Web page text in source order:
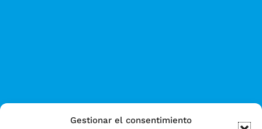
Gestionar el consentimiento